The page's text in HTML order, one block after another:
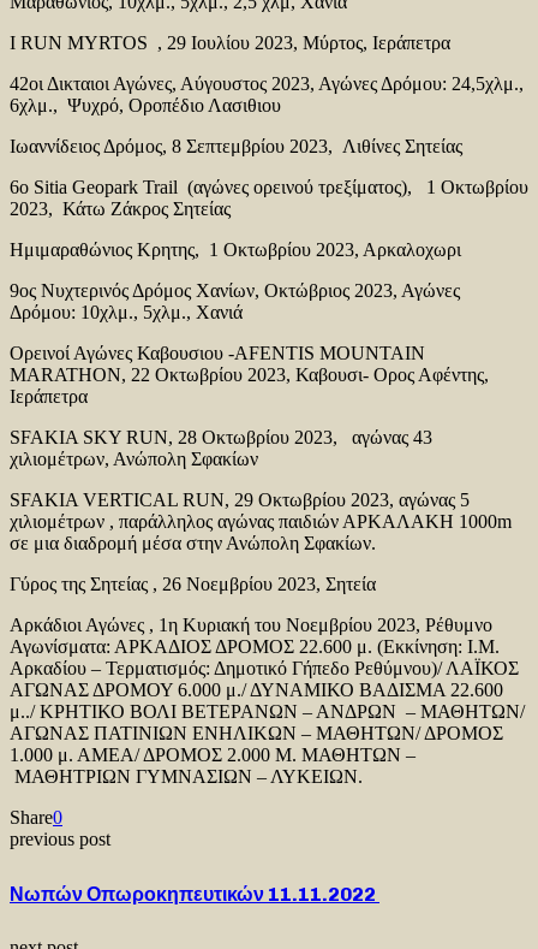
I RUN MYRTOS , 29 Ιουλίου 2023, Μύρτος, Ιεράπετρα
42οι Δικταιοι Αγώνες, Αύγουστος 2023, Αγώνες Δρόμου: 24,5χλμ.,
6χλμ., Ψυχρό, Οροπέδιο Λασιθιου
Ιωαννίδειος Δρόμος, 8 Σεπτεμβρίου 2023, Λιθίνες Σητείας
6ο Sitia Geopark Trail (αγώνες ορεινού τρεξίματος), 1 Οκτωβρίου
2023, Κάτω Ζάκρος Σητείας
Ημιμαραθώνιος Κρητης, 1 Οκτωβρίου 2023, Αρκαλοχωρι
9ος Νυχτερινός Δρόμος Χανίων, Οκτώβριος 2023, Αγώνες
Δρόμου: 10χλμ., 5χλμ., Χανιά
Ορεινοί Αγώνες Καβουσιου -AFENTIS MOUNTAIN
MARATHON, 22 Οκτωβρίου 2023, Καβουσι- Ορος Αφέντης,
Ιεράπετρα
SFAKIA SKY RUN, 28 Οκτωβρίου 2023, αγώνας 43
χιλιομέτρων, Ανώπολη Σφακίων
SFAKIA VERTICAL RUN, 29 Οκτωβρίου 2023, αγώνας 5
χιλιομέτρων , παράλληλος αγώνας παιδιών ΑΡΚΑΛΑΚΗ 1000m
σε μια διαδρομή μέσα στην Ανώπολη Σφακίων.
Γύρος της Σητείας , 26 Νοεμβρίου 2023, Σητεία
Αρκάδιοι Αγώνες , 1η Κυριακή του Νοεμβρίου 2023, Ρέθυμνο
Αγωνίσματα: ΑΡΚΑΔΙΟΣ ΔΡΟΜΟΣ 22.600 μ. (Εκκίνηση: Ι.Μ.
Αρκαδίου – Τερματισμός: Δημοτικό Γήπεδο Ρεθύμνου)/ ΛΑΪΚΟΣ
ΑΓΩΝΑΣ ΔΡΟΜΟΥ 6.000 μ./ ΔΥΝΑΜΙΚΟ ΒΑΔΙΣΜΑ 22.600
μ../ ΚΡΗΤΙΚΟ ΒΟΛΙ ΒΕΤΕΡΑΝΩΝ – ΑΝΔΡΩΝ – ΜΑΘΗΤΩΝ/
ΑΓΩΝΑΣ ΠΑΤΙΝΙΩΝ ΕΝΗΛΙΚΩΝ – ΜΑΘΗΤΩΝ/ ΔΡΟΜΟΣ
1.000 μ. ΑΜΕΑ/ ΔΡΟΜΟΣ 2.000 Μ. ΜΑΘΗΤΩΝ –
ΜΑΘΗΤΡΙΩΝ ΓΥΜΝΑΣΙΩΝ – ΛΥΚΕΙΩΝ.
Share0
previous post
Νωπών Οπωροκηπευτικών 11.11.2022